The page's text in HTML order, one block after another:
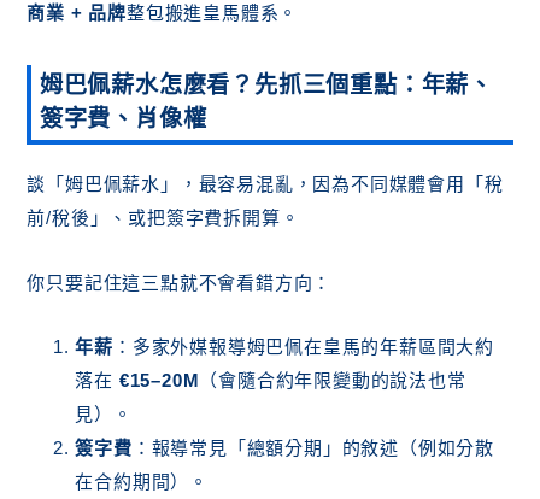
商業 + 品牌整包搬進皇馬體系。
姆巴佩薪水怎麼看？先抓三個重點：年薪、
簽字費、肖像權
談「姆巴佩薪水」，最容易混亂，因為不同媒體會用「稅
前/稅後」、或把簽字費拆開算。
你只要記住這三點就不會看錯方向：
年薪 ：多家外媒報導姆巴佩在皇馬的年薪區間大約
落在 €15–20M （會隨合約年限變動的說法也常
見）。
簽字費 ：報導常見「總額分期」的敘述（例如分散
在合約期間）。